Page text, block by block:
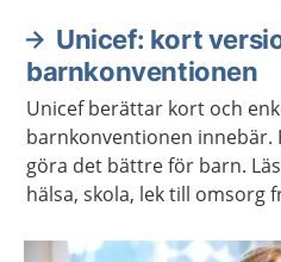
Unicef: kort
barnkonventionen
Unicef berättar kort och
barnkonventionen innebär.
göra det bättre för barn.
hälsa, skola, lek till omsorg